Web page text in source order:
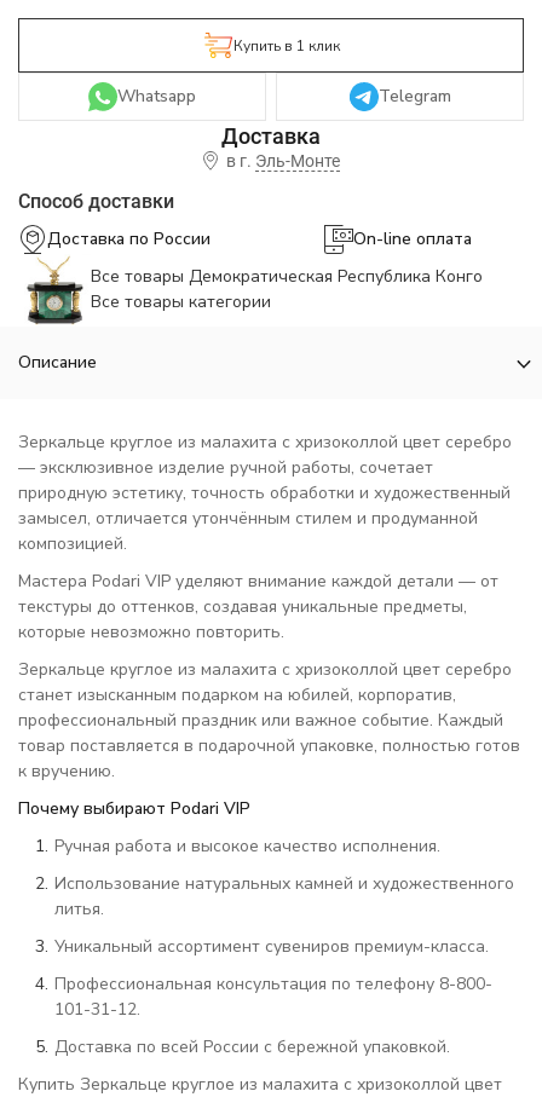
Купить в 1 клик
Whatsapp Telegram
в г. Эль-Монте
Способ доставки
Доставка по России
On-line оплата
Все товары Демократическая Республика Конго
Все товары категории
Описание
Зеркальце круглое из малахита с хризоколлой цвет серебро
— эксклюзивное изделие ручной работы, сочетает
природную эстетику, точность обработки и художественный
замысел, отличается утончённым стилем и продуманной
композицией.
Мастера Podari VIP уделяют внимание каждой детали — от
текстуры до оттенков, создавая уникальные предметы,
которые невозможно повторить.
Зеркальце круглое из малахита с хризоколлой цвет серебро
станет изысканным подарком на юбилей, корпоратив,
профессиональный праздник или важное событие. Каждый
товар поставляется в подарочной упаковке, полностью готов
к вручению.
Почему выбирают Podari VIP
Ручная работа и высокое качество исполнения.
Использование натуральных камней и художественного
литья.
Уникальный ассортимент сувениров премиум-класса.
Профессиональная консультация по телефону 8-800-
101-31-12.
Доставка по всей России с бережной упаковкой.
Купить Зеркальце круглое из малахита с хризоколлой цвет